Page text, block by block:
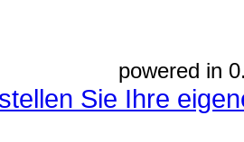
powered in
Sie Ihre